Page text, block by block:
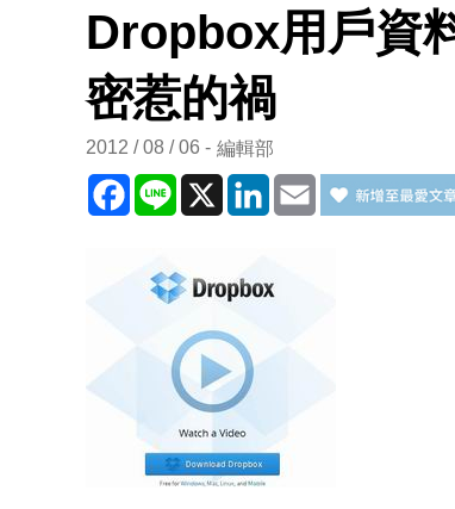
Dropbox用戶資
密惹的禍
2012 / 08 / 06 編輯部
Facebook
Line X LinkedInEmail